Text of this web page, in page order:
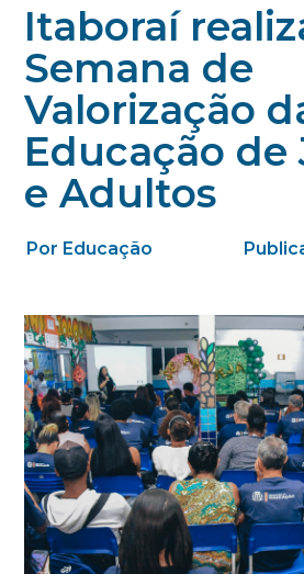
Itaboraí
Semana de
Valorização
Educação de
e Adultos
Por Educação